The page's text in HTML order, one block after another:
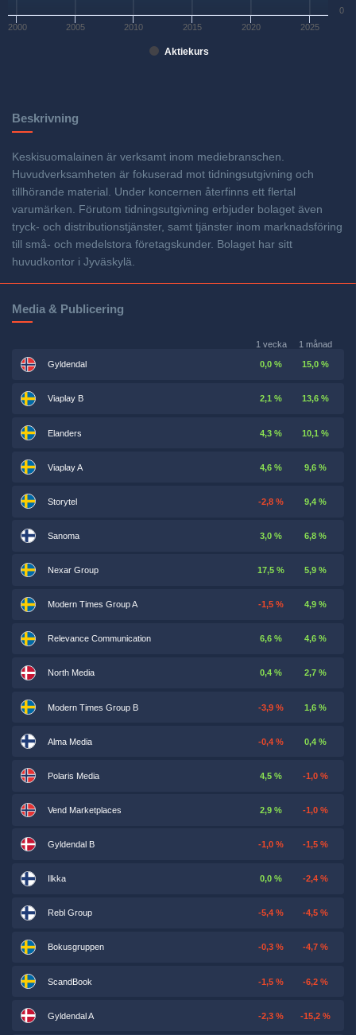
Aktiekurs
2000 2005 2010 2015 2020 2025
0
Beskrivning
Keskisuomalainen är verksamt inom mediebranschen.
Huvudverksamheten är fokuserad mot tidningsutgivning och
tillhörande material. Under koncernen återfinns ett flertal
varumärken. Förutom tidningsutgivning erbjuder bolaget även
tryck- och distributionstjänster, samt tjänster inom marknadsföring
till små- och medelstora företagskunder. Bolaget har sitt
huvudkontor i Jyväskylä.
Media & Publicering
1 vecka 1 månad
Gyldendal 0,0 % 15,0 %
Viaplay B 2,1 % 13,6 %
Elanders 4,3 % 10,1 %
Viaplay A 4,6 % 9,6 %
Storytel -2,8 % 9,4 %
Sanoma 3,0 % 6,8 %
Nexar Group 17,5 % 5,9 %
Modern Times Group A -1,5 % 4,9 %
Relevance Communication 6,6 % 4,6 %
North Media 0,4 % 2,7 %
Modern Times Group B -3,9 % 1,6 %
Alma Media -0,4 % 0,4 %
Polaris Media 4,5 % -1,0 %
Vend Marketplaces 2,9 % -1,0 %
Gyldendal B -1,0 % -1,5 %
Ilkka 0,0 % -2,4 %
Rebl Group -5,4 % -4,5 %
Bokusgruppen -0,3 % -4,7 %
ScandBook -1,5 % -6,2 %
Gyldendal A -2,3 % -15,2 %